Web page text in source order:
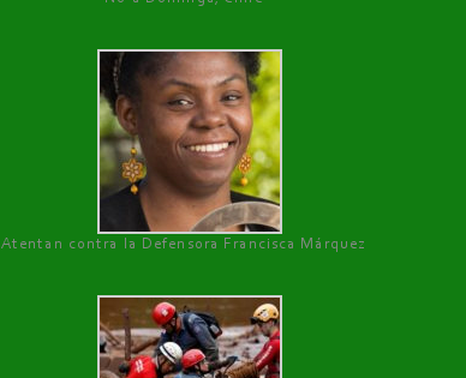
Atentan contra la Defensora Francisca Márquez